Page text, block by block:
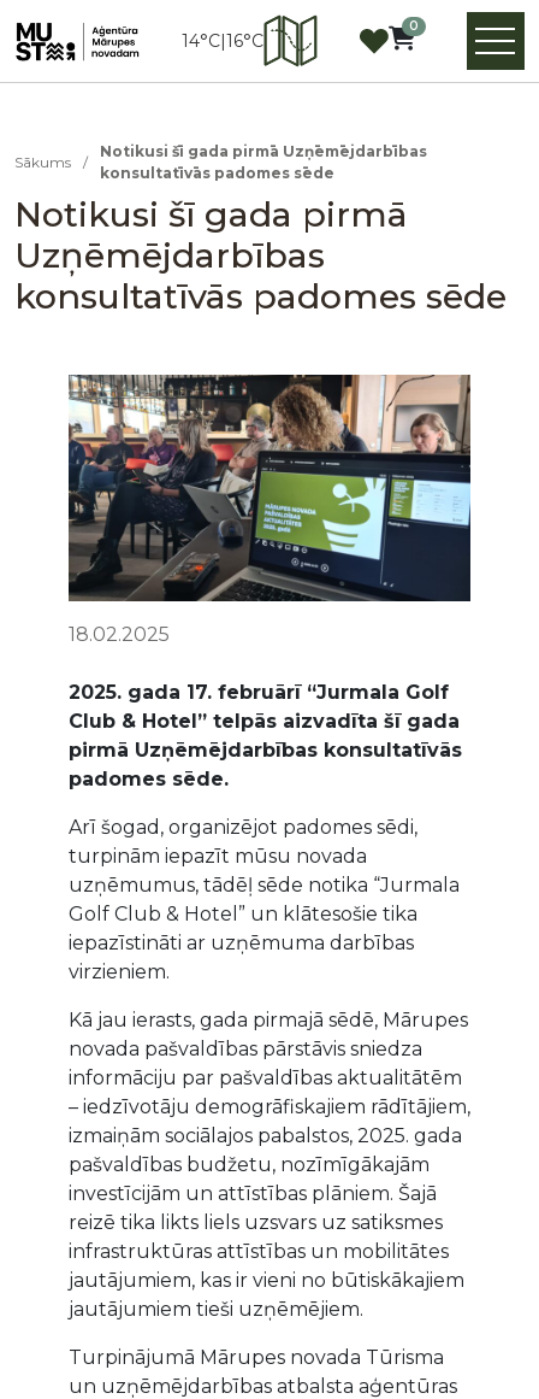
14°C|16°C
0
Sākums /
Notikusi šī gada pirmā Uzņēmējdarbības
konsultatīvās padomes sēde
Notikusi šī gada pirmā
Uzņēmējdarbības
konsultatīvās padomes sēde
18.02.2025
2025. gada 17. februārī “Jurmala Golf
Club & Hotel” telpās aizvadīta šī gada
pirmā Uzņēmējdarbības konsultatīvās
padomes sēde.
Arī šogad, organizējot padomes sēdi,
turpinām iepazīt mūsu novada
uzņēmumus, tādēļ sēde notika “Jurmala
Golf Club & Hotel” un klātesošie tika
iepazīstināti ar uzņēmuma darbības
virzieniem.
Kā jau ierasts, gada pirmajā sēdē, Mārupes
novada pašvaldības pārstāvis sniedza
informāciju par pašvaldības aktualitātēm
– iedzīvotāju demogrāfiskajiem rādītājiem,
izmaiņām sociālajos pabalstos, 2025. gada
pašvaldības budžetu, nozīmīgākajām
investīcijām un attīstības plāniem. Šajā
reizē tika likts liels uzsvars uz satiksmes
infrastruktūras attīstības un mobilitātes
jautājumiem, kas ir vieni no būtiskākajiem
jautājumiem tieši uzņēmējiem.
Turpinājumā Mārupes novada Tūrisma
un uzņēmējdarbības atbalsta aģentūras